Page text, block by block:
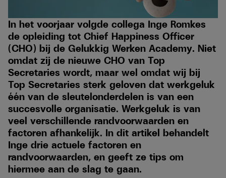
In het voorjaar volgde collega Inge Romkes
de opleiding tot Chief Happiness Officer
(CHO) bij de Gelukkig Werken Academy. Niet
omdat zij de nieuwe CHO van Top
Secretaries wordt, maar wel omdat wij bij
Top Secretaries sterk geloven dat werkgeluk
één van de sleutelonderdelen is van een
succesvolle organisatie. Werkgeluk is van
veel verschillende randvoorwaarden en
factoren afhankelijk. In dit artikel behandelt
Inge drie actuele factoren en
randvoorwaarden, en geeft ze tips om
hiermee aan de slag te gaan.